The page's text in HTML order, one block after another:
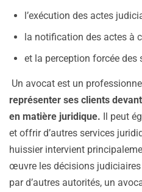
l’exécution des actes
la notification des actes à
et la perception forcée des
Un avocat est un
représenter ses clients
en matière juridique. Il peut
et offrir d’autres services
huissier intervient
œuvre les décisions
par d’autres autorités, un